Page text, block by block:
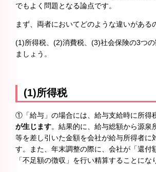
でもよく問題となる論点です。
まず、両者においてどのような違いがある
(1)所得税、(2)消費税、(3)社会保険の3つ
ましょう。
(1)所得税
①「給与」の場合には、給与支給時に所得
が生じます。結果的に、給与総額から源泉
等を差し引いた金額を会社が給与所得者に
す。また、年末調整の際に、会社が「還付
「不足額の徴収」を行い精算することにな